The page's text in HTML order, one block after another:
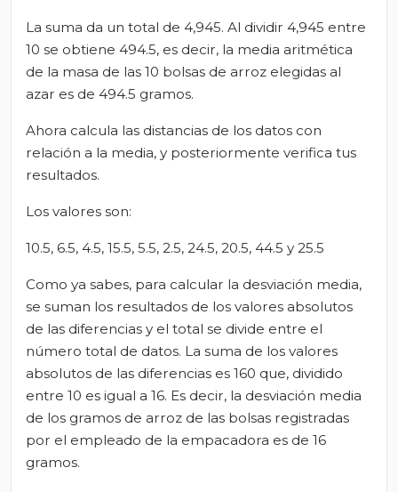
La suma da un total de 4,945. Al dividir 4,945 entre
10 se obtiene 494.5, es decir, la media aritmética
de la masa de las 10 bolsas de arroz elegidas al
azar es de 494.5 gramos.
Ahora calcula las distancias de los datos con
relación a la media, y posteriormente verifica tus
resultados.
Los valores son:
10.5, 6.5, 4.5, 15.5, 5.5, 2.5, 24.5, 20.5, 44.5 y 25.5
Como ya sabes, para calcular la desviación media,
se suman los resultados de los valores absolutos
de las diferencias y el total se divide entre el
número total de datos. La suma de los valores
absolutos de las diferencias es 160 que, dividido
entre 10 es igual a 16. Es decir, la desviación media
de los gramos de arroz de las bolsas registradas
por el empleado de la empacadora es de 16
gramos.